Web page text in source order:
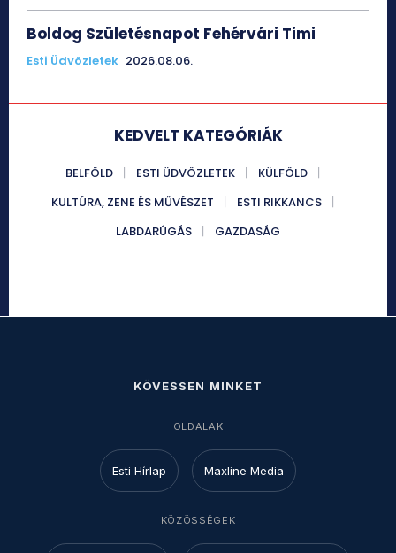
Boldog Születésnapot Fehérvári Timi
Esti Üdvözletek 2026.08.06.
KEDVELT KATEGÓRIÁK
BELFÖLD ESTI ÜDVÖZLETEK
KÜLFÖLD
KULTÚRA, ZENE ÉS MŰVÉSZET
ESTI RIKKANCS
LABDARÚGÁS
GAZDASÁG
KÖVESSEN MINKET
OLDALAK
Esti Hírlap Maxline Media
KÖZÖSSÉGEK